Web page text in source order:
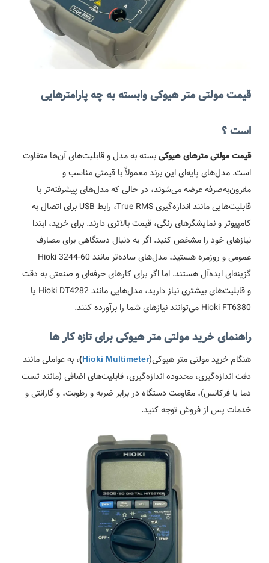
قیمت مولتی متر هیوکی وابسته به چه پارامترهایی
است ؟
قیمت مولتی‌ مترهای هیوکیبسته به مدل و قابلیت‌های آن‌ها متفاوت
است. مدل‌های پایه‌ای این برند معمولاً با قیمتی مناسب و
مقرون‌به‌صرفه عرضه می‌شوند، در حالی که مدل‌های پیشرفته‌تر با
قابلیت‌هایی مانند اندازه‌گیری True RMS، رابط USB برای اتصال به
کامپیوتر و نمایشگرهای رنگی، قیمت بالاتری دارند. برای خرید، ابتدا
نیازهای خود را مشخص کنید. اگر به دنبال دستگاهی برای مصارف
عمومی و روزمره هستید، مدل‌های ساده‌تر مانند Hioki 3244-60
گزینه‌ای ایده‌آل هستند. اما اگر برای کارهای حرفه‌ای و صنعتی به دقت
و قابلیت‌های بیشتری نیاز دارید، مدل‌هایی مانند Hioki DT4282 یا
Hioki FT6380 می‌توانند نیازهای شما را برآورده کنند.
راهنمای خرید مولتی متر هیوکی برای تازه کار ها
هنگام خرید مولتی متر هیوکی(Hioki Multimeter
)، به عواملی مانند
دقت اندازه‌گیری، محدوده اندازه‌گیری، قابلیت‌های اضافی (مانند تست
دما یا فرکانس)، مقاومت دستگاه در برابر ضربه و رطوبت، و گارانتی و
خدمات پس از فروش توجه کنید.